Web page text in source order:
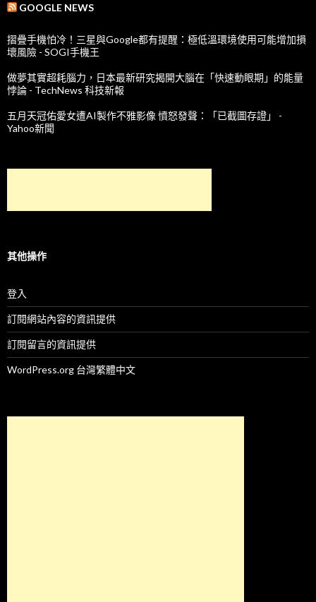
GOOGLE NEWS
摺疊手機怕冷！三星與Google都有提醒：極低溫環境使用可能增加損
壞風險 - SOGI手機王
做夢其實超耗腦力，日本最新研究揭開大腦在「快速動眼期」的能量
悖論 - TechNews 科技新報
五月天冠佑愛女遭AI製作不雅影像 憤怒發聲：「已截圖存證」 -
Yahoo新聞
其他操作
登入
訂閱網站內容的資訊提供
訂閱留言的資訊提供
WordPress.org 台灣繁體中文